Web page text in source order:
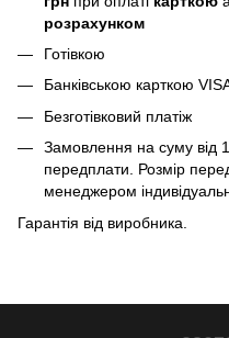
розрахунком
Готівкою
Банківською карткою
Безготівковий платіж
Замовлення на суму від
передплати. Розмір
менеджером
Гарантія від виробника.